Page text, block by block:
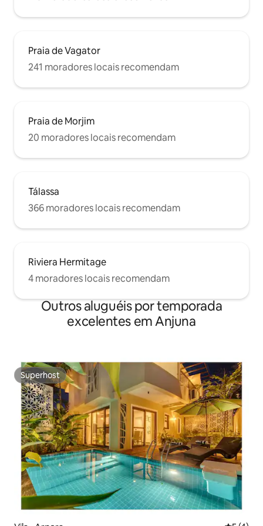
Praia de Vagator
241 moradores locais recomendam
Praia de Morjim
20 moradores locais recomendam
Tálassa
366 moradores locais recomendam
Riviera Hermitage
4 moradores locais recomendam
Outros aluguéis por temporada
excelentes em Anjuna
Superhost
Superhost